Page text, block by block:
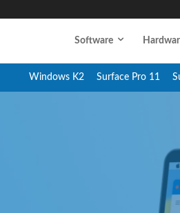
Software
Windows K2 Surface Pro 11